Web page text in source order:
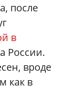
после
в
России.
вроде
как в